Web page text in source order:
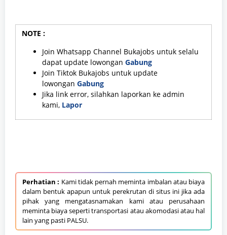
NOTE :
Join Whatsapp Channel Bukajobs untuk selalu
dapat update lowongan Gabung
Join Tiktok Bukajobs untuk update
lowongan Gabung
Jika link error, silahkan laporkan ke admin
kami, Lapor
Perhatian : Kami tidak pernah meminta imbalan atau biaya
dalam bentuk apapun untuk perekrutan di situs ini jika ada
pihak yang mengatasnamakan kami atau perusahaan
meminta biaya seperti transportasi atau akomodasi atau hal
lain yang pasti PALSU.